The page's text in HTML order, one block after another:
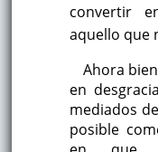
convertir
aquello que
Ahora
en
mediados
posible